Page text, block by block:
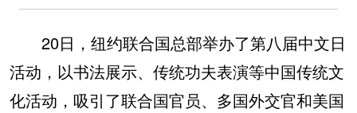
20日，纽约联合国总部举办了第八届中文日
活动，以书法展示、传统功夫表演等中国传统文
化活动，吸引了联合国官员、多国外交官和美国